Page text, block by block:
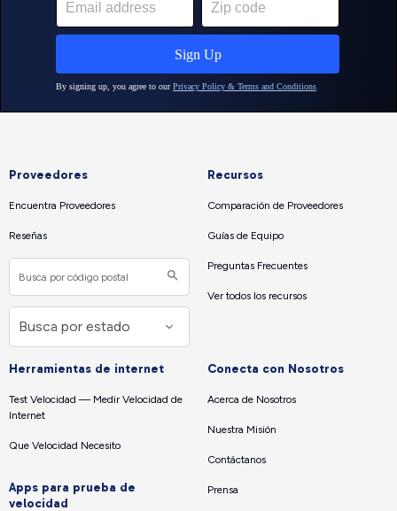
Proveedores
Encuentra Proveedores
Reseñas
Recursos
Comparación de Proveedores
Guías de Equipo
Preguntas Frecuentes
Ver todos los recursos
Herramientas de internet
Test Velocidad — Medir Velocidad de
Internet
Que Velocidad Necesito
Apps para prueba de
velocidad
Conecta con Nosotros
Acerca de Nosotros
Nuestra Misión
Contáctanos
Prensa